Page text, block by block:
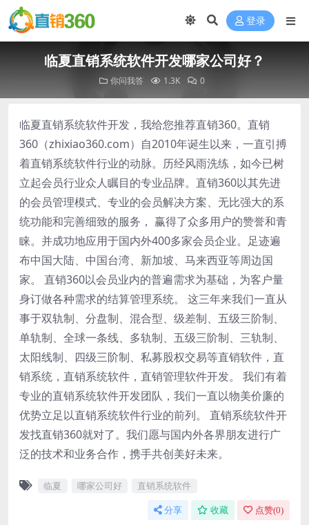
登录
临夏直销系统软件开发哪家公司好？
你问我答 1.3K 0
临夏直销系统软件开发，我给您推荐直销360。直销
360（zhixiao360.com）自2010年诞生以来，一直引搏
着直销系统软件行业的动脉。历经风雨洗练，如今已树
立起会员行业众人瞩目的专业品牌。直销360以其先进
的会员管理模式、专业的会员解决方案、无比强大的系
统功能和完善细致的服务， 赢得了众多用户的赞誉和青
睐。并成功地应用于国内外400多家会员企业。足迹遍
布中国大陆、中国台湾、新加坡、马来西亚等周边国
家。 直销360以会员业内的普遍需求为基础，为客户量
身订做各种需求的结算管理系统。 这三年来我们一直从
事于双轨制、分盘制、混合型、级差制、五级三阶制、
单轨制、全球一条线、多轨制、五级三阶制、三轨制、
太阳线制、四级三阶制、私募股权交易等直销软件，直
销系统，直销系统软件，直销管理软件开发。 我们有着
专业的直销系统软件开发团队，我们一直以物美价廉的
优势立足以直销系统软件行业的前列。 直销系统软件开
发找直销360就对了。我们愿与国内外各界朋友进行广
泛的技术和业务合作，携手共创美好未来。
临夏 哪家公司好 直销系统软件
分享 收藏 点赞(0)